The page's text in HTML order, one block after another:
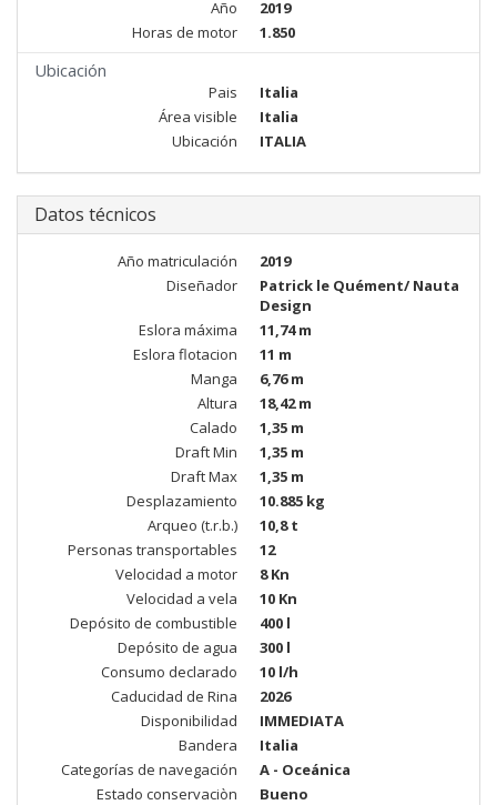
Año
2019
Horas de motor
1.850
Ubicación
Pais
Italia
Área visible
Italia
Ubicación
ITALIA
Datos técnicos
Año matriculación
2019
Diseñador
Patrick le Quément/ Nauta
Design
Eslora máxima
11,74 m
Eslora flotacion
11 m
Manga
6,76 m
Altura
18,42 m
Calado
1,35 m
Draft Min
1,35 m
Draft Max
1,35 m
Desplazamiento
10.885 kg
Arqueo (t.r.b.)
10,8 t
Personas transportables
12
Velocidad a motor
8 Kn
Velocidad a vela
10 Kn
Depósito de combustible
400 l
Depósito de agua
300 l
Consumo declarado
10 l/h
Caducidad de Rina
2026
Disponibilidad
IMMEDIATA
Bandera
Italia
Categorías de navegación
A - Oceánica
Estado conservaciòn
Bueno